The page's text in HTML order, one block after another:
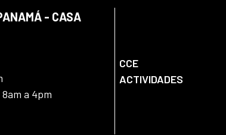
- CASA
a 4pm
CCE
ACTIVIDADES